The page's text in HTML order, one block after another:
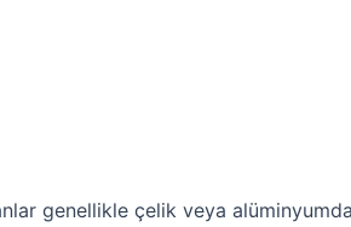
genellikle çelik veya